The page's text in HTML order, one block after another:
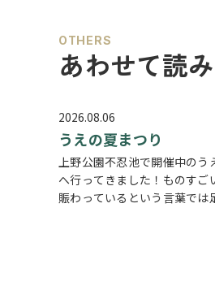
OTHERS
あわせて読
2026.08.06
うえの夏まつり
上野公園不忍池で開催中のう
へ行ってきました！ものすご
賑わっているという言葉では